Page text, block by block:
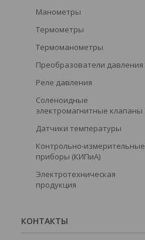
Манометры
Термометры
Термоманометры
Преобразователи давления
Реле давления
Соленоидные
электромагнитные клапаны
Датчики температуры
Контрольно-измерительные
приборы (КИПиА)
Электротехническая
продукция
КОНТАКТЫ